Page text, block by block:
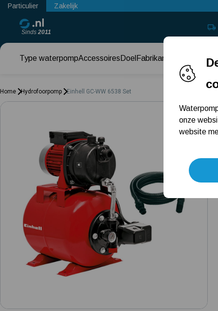
Particulier Zakelijk
Sinds 2011
Type waterpompAccessoires Doel Fabrikant
Home Hydrofoorpomp Einhell GC-WW 6538 Set
onze
website